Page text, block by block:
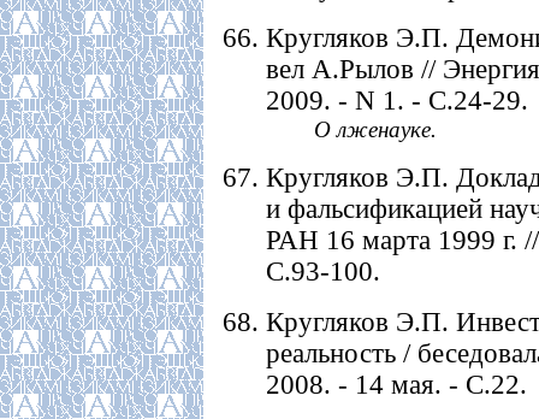
Кругляков Э.П.
вел А.Рылов //
2009. - N 1. - С.24-29.
О лженауке.
Кругляков Э.П.
и фальсификацией
РАН 16 марта 1999 г.
С.93-100.
Кругляков Э.П.
реальность /
2008. - 14 мая. - С.22.